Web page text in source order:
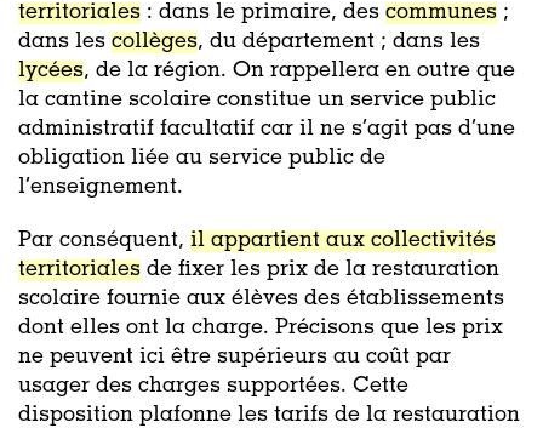
territoriales : dans le primaire, des communes ;
dans les collèges, du département ; dans les
lycées, de la région. On rappellera en outre que
la cantine scolaire constitue un service public
administratif facultatif car il ne s’agit pas d’une
obligation liée au service public de
l’enseignement.
Par conséquent, il appartient aux collectivités
territoriales de fixer les prix de la restauration
scolaire fournie aux élèves des établissements
dont elles ont la charge. Précisons que les prix
ne peuvent ici être supérieurs au coût par
usager des charges supportées. Cette
disposition plafonne les tarifs de la restauration